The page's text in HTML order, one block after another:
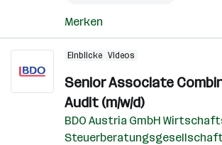
Merken
Einblicke Videos
Senior Associate
Audit (m/w/d)
BDO Austria GmbH